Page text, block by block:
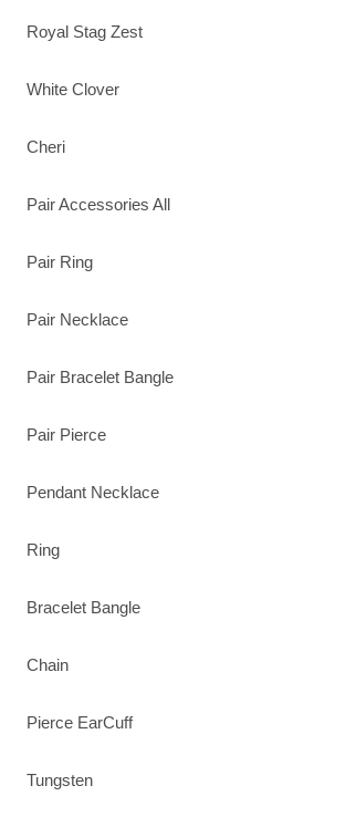
Royal Stag Zest
White Clover
Cheri
Pair Accessories All
Pair Ring
Pair Necklace
Pair Bracelet Bangle
Pair Pierce
Pendant Necklace
Ring
Bracelet Bangle
Chain
Pierce EarCuff
Tungsten